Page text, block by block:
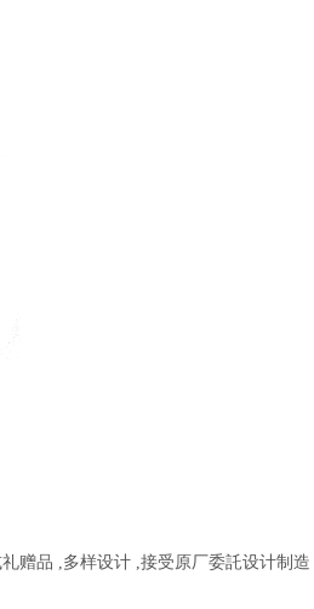
赠品 ,多样设计 ,接受原厂委託设计制造